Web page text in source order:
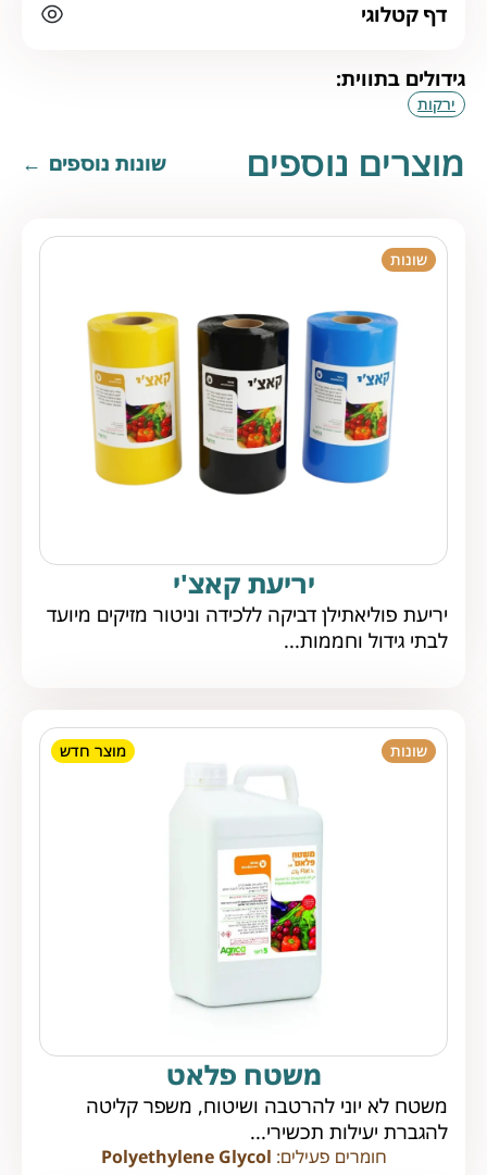
דף קטלוגי
גידולים בתווית:
ירקות
מוצרים נוספים שונות נוספים
שונות
יריעת קאצ'י
יריעת פוליאתילן דביקה ללכידה וניטור מזיקים מיועד
לבתי גידול וחממות...
שונות מוצר חדש
משטח פלאט
משטח לא יוני להרטבה ושיטוח, משפר קליטה
להגברת יעילות תכשירי...
חומרים פעילים: Polyethylene Glycol